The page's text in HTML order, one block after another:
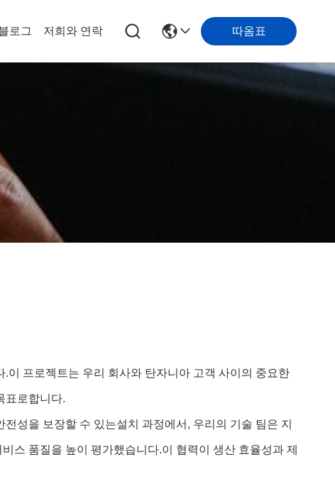
로그 저희와 연락 따옴표
이 프로젝트는 우리 회사와 탄자니아 고객 사이의 중요한
표로합니다.
성을 보장할 수 있는설치 과정에서, 우리의 기술 팀은 지
스 품질을 높이 평가했습니다.이 협력이 생산 효율성과 제